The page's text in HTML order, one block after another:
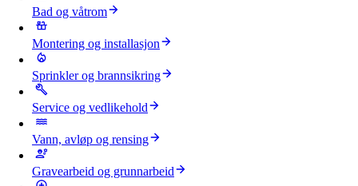
Bad og våtrom
Montering og installasjon
Sprinkler og brannsikring
Service og vedlikehold
Vann, avløp og rensing
Gravearbeid og grunnarbeid